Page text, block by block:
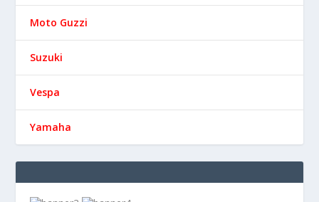
Moto Guzzi
Suzuki
Vespa
Yamaha